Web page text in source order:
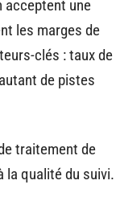
acceptent une
les marges de
clés : taux de
de pistes
traitement de
la qualité du suivi.